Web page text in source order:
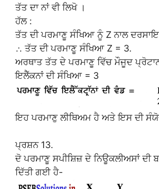
ਤੱਤ ਦਾ ਨਾਂ ਵੀ ਲਿਖੋ ।
ਹੱਲ :
ਤੱਤ ਦੀ ਪਰਮਾਣੂ ਸੰਖਿਆ ਨੂੰ Z ਨਾਲ
∴ ਤੱਤ ਦੀ ਪਰਮਾਣੂ ਸੰਖਿਆ Z = 3.
ਅਰਥਾਤ ਤੱਤ ਦੇ ਪਰਮਾਣੂ ਵਿੱਚ ਮੌਜੂਦ
ਇਲੈੱਕਨਾਂ ਦੀ ਸੰਖਿਆ = 3
ਇਹ ਪਰਮਾਣੁ ਲੀਥਿਅਮ ਹੈ ਅਤੇ ਇਸ ਦੀ
ਪ੍ਰਸ਼ਨ 13.
ਦੋ ਪਰਮਾਣੂ ਸਪੀਸ਼ਿਜ਼ ਦੇ ਨਿਊਕਲੀਅਸਾਂ ਦੀ
ਦਿੱਤੀ ਗਈ ਹੈ-